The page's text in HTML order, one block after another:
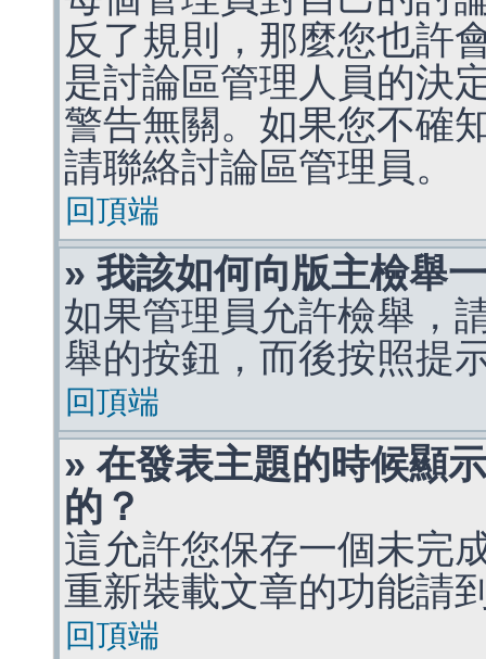
反了規則，那麼您也許
是討論區管理人員的決
警告無關。如果您不確
請聯絡討論區管理員。
回頂端
» 我該如何向版主檢舉
如果管理員允許檢舉，
舉的按鈕，而後按照提
回頂端
» 在發表主題的時候顯
的？
這允許您保存一個未完
重新裝載文章的功能請
回頂端